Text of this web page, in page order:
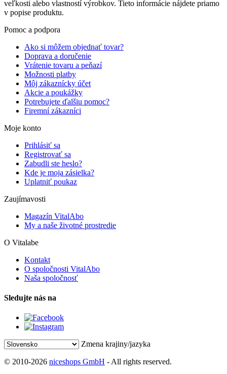
veľkosti alebo vlastností výrobkov. Tieto informácie nájdete priamo
v popise produktu.
Pomoc a podpora
Ako si môžem objednať tovar?
Doprava a doručenie
Vrátenie tovaru a peňazí
Možnosti platby
Môj zákaznícky účet
Akcie a poukážky
Potrebujete ďalšiu pomoc?
Firemní zákazníci
Moje konto
Prihlásiť sa
Registrovať sa
Zabudli ste heslo?
Kde je moja zásielka?
Uplatniť poukaz
Zaujímavosti
Magazín VitalAbo
My a naše životné prostredie
O Vitalabe
Kontakt
O spoločnosti VitalAbo
Naša spoločnosť
Sledujte nás na
Zmena krajiny/jazyka
© 2010-2026 niceshops GmbH - All rights reserved.